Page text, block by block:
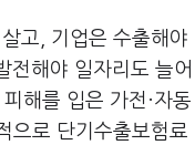
고, 기업은 수출해야
전해야 일자리도 늘어
해를 입은 가전·자동
으로 단기수출보험료